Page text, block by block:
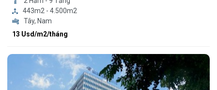
443m2 - 4.500m2
Tây, Nam
13 Usd/m2/tháng